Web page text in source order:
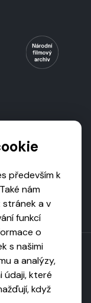
NC-ND
především k
nám
a v
funkcí
o
s našimi
a analýzy,
údaji, které
když